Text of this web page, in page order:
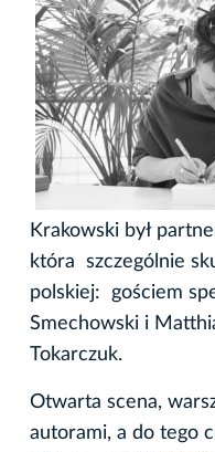
Krakowski był
która szczególnie
polskiej: gościem
Smechowski i
Tokarczuk.
Otwarta scena,
autorami, a do tego